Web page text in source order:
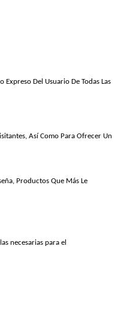
Expreso Del Usuario De Todas Las
Así Como Para Ofrecer Un
Productos Que Más Le
necesarias para el